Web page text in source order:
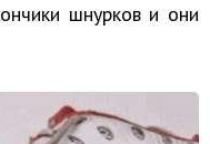
шнурков и они